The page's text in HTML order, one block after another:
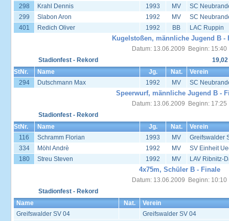
298
Krahl Dennis 1993 MV
SC
299
Slabon Aron 1992 MV
SC
401
Redich Oliver 1992 BB LAC Ruppin
Kugelstoßen, männliche Jugend B -
Datum: 13.06.2009 Beginn: 15:40
Stadionfest - Rekord
19,02
StNr.
Name Jg. Nat.
Verein
294
Dutschmann Max 1992 MV SC
Speerwurf, männliche Jugend B -
Datum: 13.06.2009 Beginn: 17:25
Stadionfest - Rekord
StNr.
Name Jg. Nat.
Verein
116
Schramm Florian 1993 MV
Greifswalder
334
Möhl Andrè 1992 MV
SV Einheit
180
Streu Steven 1992 MV LAV Ribnitz-
4x75m, Schüler B - Finale
Datum: 13.06.2009 Beginn: 10:10
Stadionfest - Rekord
Name
Nat.
Verein
Greifswalder SV 04
Greifswalder SV 04